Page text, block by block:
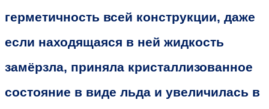
герметичность всей конструкции, даже
если находящаяся в ней жидкость
замёрзла, приняла кристаллизованное
состояние в виде льда и увеличилась в